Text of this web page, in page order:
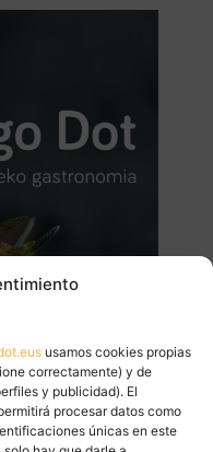
usamos cookies propias
correctamente) y de
y publicidad). El
procesar datos como
únicas en este